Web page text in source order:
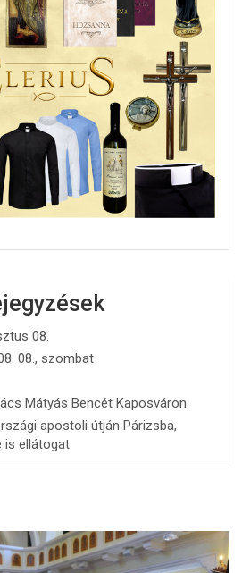
08.
08., szombat
Mátyás Bencét Kaposváron
apostoli útján Párizsba,
is ellátogat